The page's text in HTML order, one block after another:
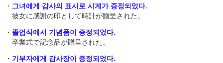
・ 그녀에게 감사의 표시로 시계가 증정되었다.
彼女に感謝の印として時計が贈呈された。
・ 졸업식에서 기념품이 증정되었다.
卒業式で記念品が贈呈された。
・ 기부자에게 감사장이 증정되었다.